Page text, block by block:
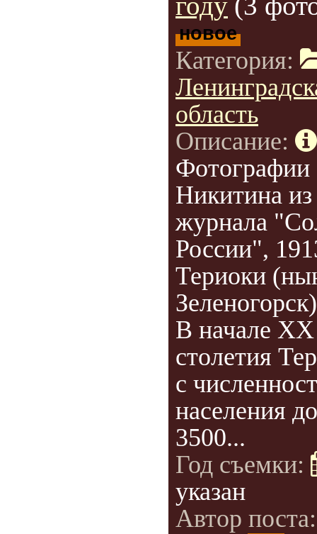
новое
Категория:
область
Описание:
Никитина из
журнала
России",
Териоки
В начале ХХ
столетия
с
населения до
3500...
Год съемки:
указан
Автор